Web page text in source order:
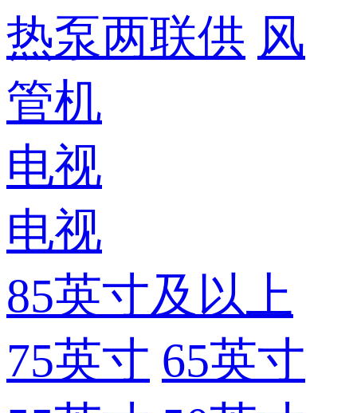
热泵两联供 风
管机
电视
电视
85英寸及以上
75英寸 65英寸